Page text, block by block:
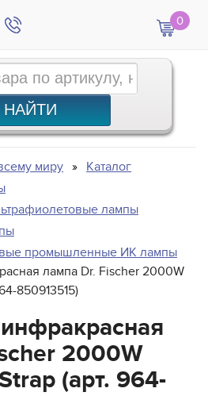
0
миру
Каталог
лампы
промышленные ИК лампы
лампа Dr. Fischer 2000W
850913515)
2000W
(арт. 964-